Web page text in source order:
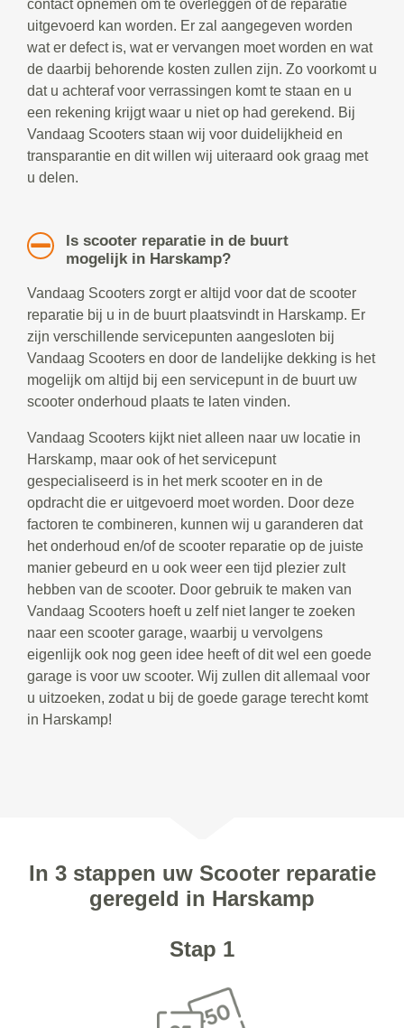
contact opnemen om te overleggen of de reparatie
uitgevoerd kan worden. Er zal aangegeven worden
wat er defect is, wat er vervangen moet worden en wat
de daarbij behorende kosten zullen zijn. Zo voorkomt u
dat u achteraf voor verrassingen komt te staan en u
een rekening krijgt waar u niet op had gerekend. Bij
Vandaag Scooters staan wij voor duidelijkheid en
transparantie en dit willen wij uiteraard ook graag met
u delen.
Is scooter reparatie in de buurt
mogelijk in Harskamp?
Vandaag Scooters zorgt er altijd voor dat de scooter
reparatie bij u in de buurt plaatsvindt in Harskamp. Er
zijn verschillende servicepunten aangesloten bij
Vandaag Scooters en door de landelijke dekking is het
mogelijk om altijd bij een servicepunt in de buurt uw
scooter onderhoud plaats te laten vinden.
Vandaag Scooters kijkt niet alleen naar uw locatie in
Harskamp, maar ook of het servicepunt
gespecialiseerd is in het merk scooter en in de
opdracht die er uitgevoerd moet worden. Door deze
factoren te combineren, kunnen wij u garanderen dat
het onderhoud en/of de scooter reparatie op de juiste
manier gebeurd en u ook weer een tijd plezier zult
hebben van de scooter. Door gebruik te maken van
Vandaag Scooters hoeft u zelf niet langer te zoeken
naar een scooter garage, waarbij u vervolgens
eigenlijk ook nog geen idee heeft of dit wel een goede
garage is voor uw scooter. Wij zullen dit allemaal voor
u uitzoeken, zodat u bij de goede garage terecht komt
in Harskamp!
In 3 stappen uw Scooter reparatie
geregeld in Harskamp
Stap 1